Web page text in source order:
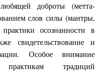
доброты (метта-
слов силы (мантры,
осознанности в
свидетельствование и
Особое внимание
традиций